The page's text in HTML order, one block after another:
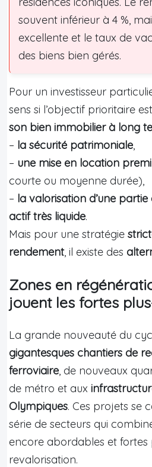
souvent inférieur à 4 %,
excellente et le taux de
des biens bien gérés.
Pour un investisseur
sens si l’objectif prioritaire
son bien immobilier à long
– la sécurité patrimoniale,
– une mise en location
courte ou moyenne durée),
– la valorisation d’une
actif très liquide.
Mais pour une stratégie
rendement, il existe des
Zones en
jouent les fortes
La grande nouveauté du
gigantesques chantiers de
ferroviaire, de nouveaux
de métro et aux
Olympiques. Ces projets se
série de secteurs qui
encore abordables et fortes
revalorisation.